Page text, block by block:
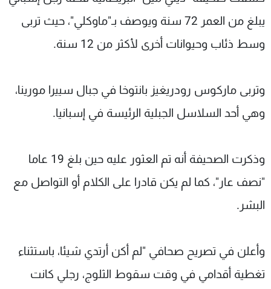
يبلغ من العمر 72 سنة ويوصف بـ"ماوكلي"، حيث تربى
وسط ذئاب وحيوانات أخرى لأكثر من 12 سنة.
وتربى ماركوس رودريغيز بانتوخا في جبال سييرا مورينا،
وهي أحد السلاسل الجبلية الرئيسة في إسبانيا.
وذكرت الصحيفة أنه تم العثور عليه حين بلغ 19 عاما
"نصف عار"، كما لم يكن قادرا على الكلام أو التواصل مع
البشر.
وأعلن في تصريح صحافي "لم أكن أرتدي شيئا، باستثناء
تغطية أقدامي في وقت سقوط الثلوج، رجلي كانت
شاهد البرامج
الترددات
لاعلاناتكم
شروط الإسـتخدام
سياسة الخصوصية